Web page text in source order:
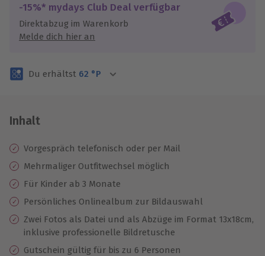
Jeder Gutschein für alle Erlebnisse einlösbar.
Maximale Sicherheit
3 Jahre gültig & verlängerbar.
-15%* mydays Club Deal verfügbar
Direktabzug im Warenkorb
Melde dich hier an
Du erhältst 62 °P
Inhalt
Vorgespräch telefonisch oder per Mail
Mehrmaliger Outfitwechsel möglich
Für Kinder ab 3 Monate
Persönliches Onlinealbum zur Bildauswahl
Zwei Fotos als Datei und als Abzüge im Format 13x18cm,
inklusive professionelle Bildretusche
Gutschein gültig für bis zu 6 Personen